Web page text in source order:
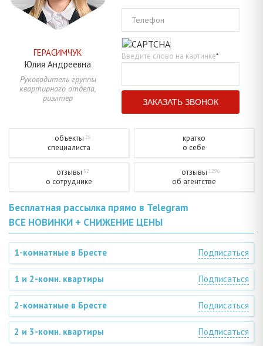
ГЕРАСИМЧУК
Юлия Андреевна
Руководитель группы
квартирного отдела,
риэлтер
Телефон
Введите слово на картинке*
объекты 26
специалиста
кратко
о себе
отзывы 52
о сотруднике
отзывы 1296
об агентстве
Бесплатная рассылка прямо в Telegram
ВСЕ НОВИНКИ + СНИЖЕНИЕ ЦЕНЫ
1-комнатные в Бресте Подписаться
1 и 2-комн. квартиры Подписаться
2-комнатные в Бресте Подписаться
2 и 3-комн. квартиры Подписаться